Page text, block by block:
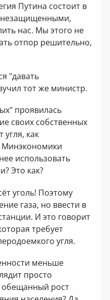
Путина состоит в
незащищенными,
нас. Мы этого не
отпор решительно,
"давать
тот же министр.
проявилась
своих собственных
угля, как
Минэкономики
использовать
Это как?
уголь! Поэтому
газа, но ввести в
И это говорит
требует
угля.
меньше
просто
рост